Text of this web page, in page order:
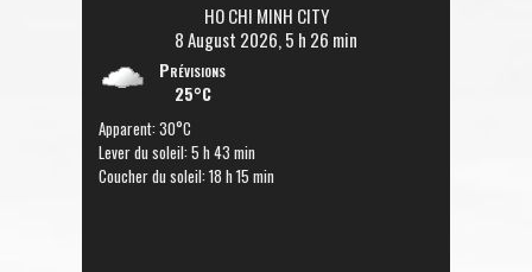
HO CHI MINH CITY
8 August 2026, 5 h 26 min
Prévisions
25°C
Apparent: 30°C
Lever du soleil: 5 h 43 min
Coucher du soleil: 18 h 15 min